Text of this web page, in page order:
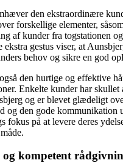
den ekstraordinære
forskellige elementer,
af kunder fra togstationen
ekstra gestus viser, at
behov og sikre en god
den hurtige og effektive
Enkelte kunder har skullet
og er blevet glædeligt
og den gode kommunikation
fokus på at levere deres
og kompetent